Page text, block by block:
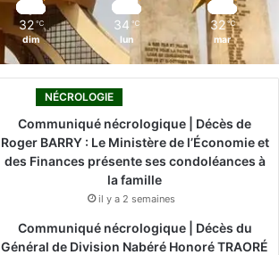
32 ℃
dim
34 ℃
lun
32 ℃
mar
NÉCROLOGIE
Communiqué nécrologique | Décès de
Roger BARRY : Le Ministère de l’Économie et
des Finances présente ses condoléances à
la famille
il y a 2 semaines
Communiqué nécrologique | Décès du
Général de Division Nabéré Honoré TRAORÉ